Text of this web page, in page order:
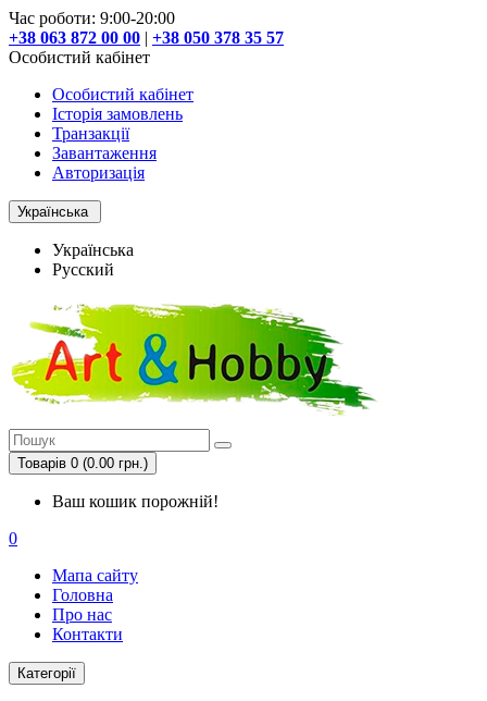
Час роботи: 9:00-20:00
+38 063 872 00 00 | +38 050 378 35 57
Особистий кабінет
Особистий кабінет
Історія замовлень
Транзакції
Завантаження
Авторизація
Українська
Українська
Русский
Товарів 0 (0.00 грн.)
Ваш кошик порожній!
0
Мапа сайту
Головна
Про нас
Контакти
Категорії